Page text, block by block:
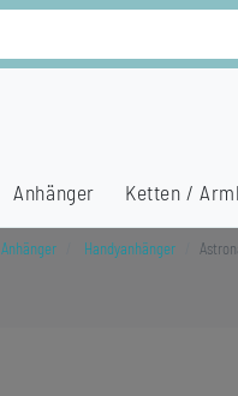
Anhänger Ketten /
Anhänger Handyanhänger